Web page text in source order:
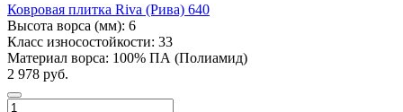
Ковровая плитка Riva (Рива) 640
Высота ворса (мм): 6
Класс износостойкости: 33
Материал ворса: 100% ПА (Полиамид)
2 978 руб.